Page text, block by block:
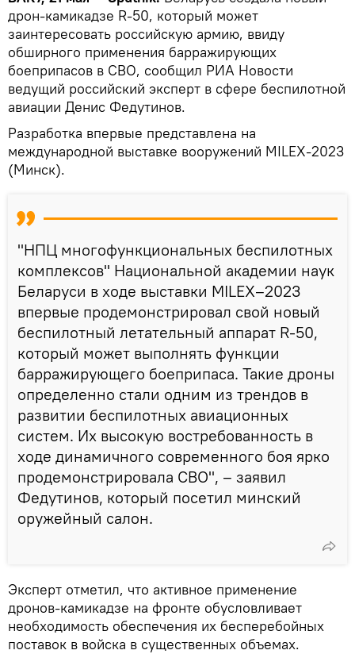
дрон-камикадзе R-50, который может
заинтересовать российскую армию, ввиду
обширного применения барражирующих
боеприпасов в СВО, сообщил РИА Новости
ведущий российский эксперт в сфере беспилотной
авиации Денис Федутинов.
Разработка впервые представлена на
международной выставке вооружений MILEX-2023
(Минск).
"НПЦ многофункциональных беспилотных
комплексов" Национальной академии наук
Беларуси в ходе выставки MILEX–2023
впервые продемонстрировал свой новый
беспилотный летательный аппарат R-50,
который может выполнять функции
барражирующего боеприпаса. Такие дроны
определенно стали одним из трендов в
развитии беспилотных авиационных
систем. Их высокую востребованность в
ходе динамичного современного боя ярко
продемонстрировала СВО", – заявил
Федутинов, который посетил минский
оружейный салон.
Эксперт отметил, что активное применение
дронов-камикадзе на фронте обусловливает
необходимость обеспечения их бесперебойных
поставок в войска в существенных объемах.